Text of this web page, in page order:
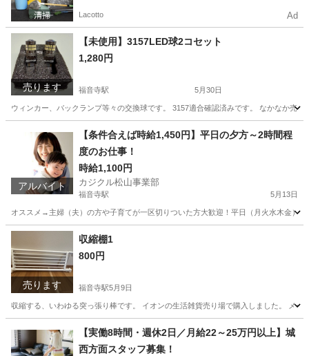
Lacotto Ad
売ります
【未使用】3157LED球2コセット
1,280円
福音寺駅 5月30日
ウィンカー、バックランプ等々の交換球です。 3157適合確認済みです。 なかなか売
福音寺駅 外装、車外用品 LED
アルバイト
【条件合えば時給1,450円】平日の夕方～2時間程
度のお仕事！
時給1,100円
カジクル松山事業部
福音寺駅 5月13日
オススメ→主婦（夫）の方や子育てが一区切りついた方大歓迎！平日（月火水木金）
愛媛 松山市 福音寺駅
売ります
収縮棚1
800円
福音寺駅5月9日
収縮する、いわゆる突っ張り棒です。 イオンの生活雑貨売り場で購入しました。 メ
福音寺駅 その他 突っ張り棒
【実働8時間・週休2日／月給22～25万円以上】城
西方面スタッフ募集！